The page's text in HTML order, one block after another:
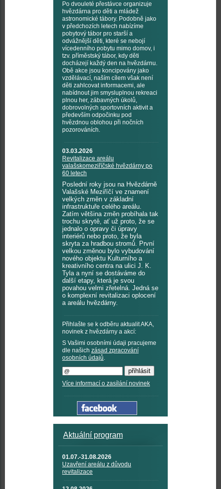
Po dvouleté přestávce organizuje
hvězdárna pro děti a mládež
astronomické tábory. Podobně jako
v předchozích letech nabízíme
pobytový tábor pro starší a
odvážnější děti, které se nebojí
vícedenního pobytu mimo domov, i
tzv. příměstský tábor, kdy děti
docházejí každý den na hvězdárnu.
Obě akce jsou koncipovány jako
vzdělávací, naším cílem však není
děti zahlcovat informacemi, ale
nabídnout jim smysluplnou rekreaci
plnou her, zábavných úkolů,
dobrovolných sportovních aktivit a
především odpočinku pod
hvězdnou oblohou při nočních
pozorováních.
03.03.2026
Revitalizace areálu
valašskomeziříčské hvězdárny po
60 letech
Poslední roky jsou na Hvězdárně
Valašské Meziříčí ve znamení
velkých změn v základní
infrastruktuře celého areálu.
Zatím většina změn probíhala tak
trochu skrytě, ať už proto, že se
jednalo o opravy či úpravy
interiérů nebo proto, že byla
skryta za hradbou stromů. První
velkou změnou bylo vybudování
nového objektu Kulturního a
kreativního centra na ulici J. K.
Tyla a nyní se dostáváme do
další etapy, která je svou
povahou velmi zřetelná. Jedná se
o komplexní revitalizaci oplocení
a areálu hvězdárny.
Přihlašte se k odběru aktualit AKA,
novinek z hvězdárny a akcí:
S Vašimi osobními údaji pracujeme
dle našich zásad zpracování
osobních údajů.
Více informací o zasílání novinek
Aktuální program
01.07.-31.08.2026
Uzavření areálu z důvodu
revitalizace